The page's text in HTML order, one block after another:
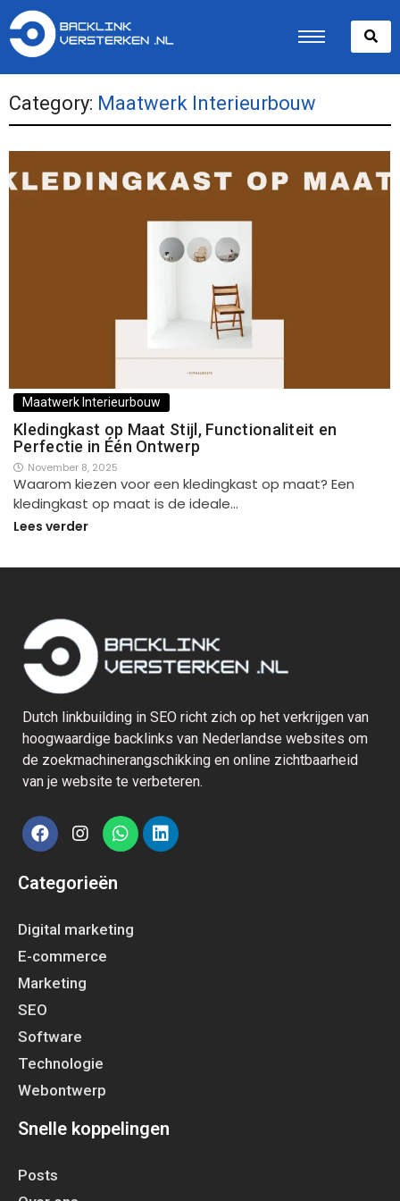
Category: Maatwerk Interieurbouw
Maatwerk Interieurbouw
Kledingkast op Maat Stijl, Functionaliteit en
Perfectie in Één Ontwerp
November 8, 2025
Waarom kiezen voor een kledingkast op maat? Een
kledingkast op maat is de ideale…
Lees verder
Dutch linkbuilding in SEO richt zich op het verkrijgen van
hoogwaardige backlinks van Nederlandse websites om
de zoekmachinerangschikking en online zichtbaarheid
van je website te verbeteren.
Categorieën
Digital marketing
E-commerce
Marketing
SEO
Software
Technologie
Webontwerp
Snelle koppelingen
Posts